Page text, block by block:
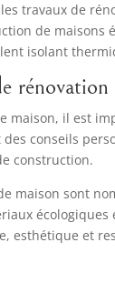
travaux de
de maisons
isolant
rénovation
maison, il est
conseils
construction.
maison sont
et